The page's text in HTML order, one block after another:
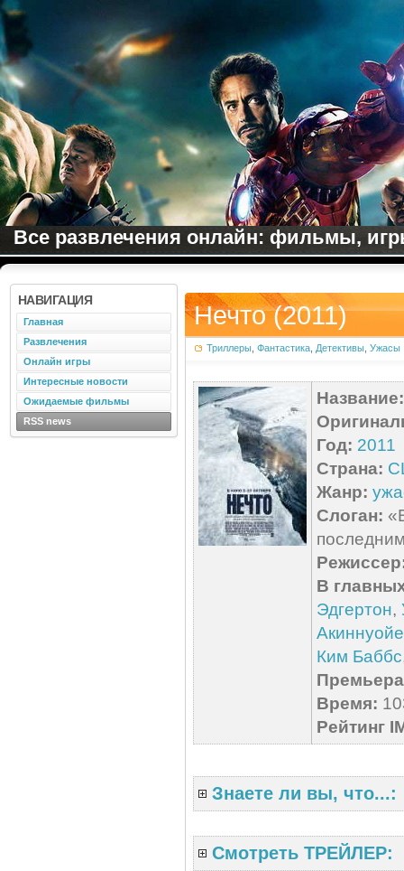
Все развлечения онлайн: фильмы,
Нечто (2011)
Триллеры Фантастика Детективы Ужасы
Название:
Год: 2011
Страна:
Жанр:
Слоган:
В
Эдгертон,
Ким Баббс
Время:
Рейтинг
Знаете ли вы, что...:
Смотреть ТРЕЙЛЕР:
НАВИГАЦИЯ
Главная
Развлечения
Онлайн игры
Интересные новости
Ожидаемые фильмы
RSS news